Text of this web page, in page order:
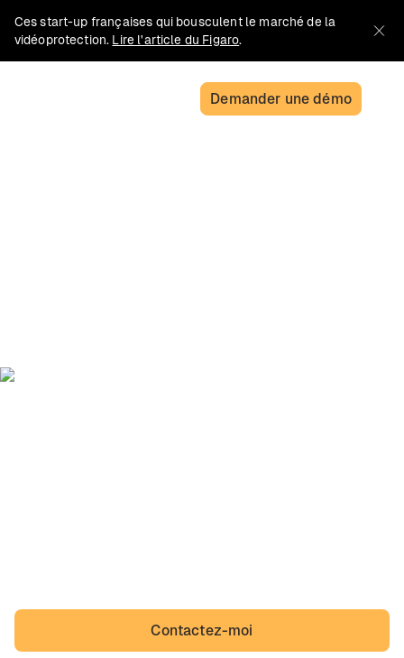
Ces start-up françaises qui bousculent le marché de la
vidéoprotection. Lire l'article du Figaro.
Demander une démo
Contactez-moi